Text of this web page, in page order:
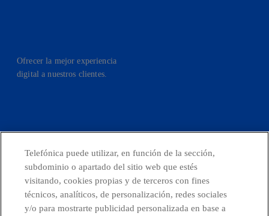
Ofrecer la mejor experiencia
digital a nuestros clientes.
facebook linkedin twitter instagram youtube
CONTACTO
Telefónica puede utilizar, en función de la sección,
subdominio o apartado del sitio web que estés
visitando, cookies propias y de terceros con fines
técnicos, analíticos, de personalización, redes sociales
y/o para mostrarte publicidad personalizada en base a